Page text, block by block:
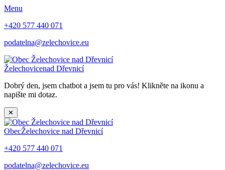
Menu
+420 577 440 071
podatelna@zelechovice.eu
Želechovicenad Dřevnicí
Dobrý den, jsem chatbot a jsem tu pro vás! Klikněte na ikonu a
napište mi dotaz.
✕
ObecŽelechovice nad Dřevnicí
+420 577 440 071
podatelna@zelechovice.eu